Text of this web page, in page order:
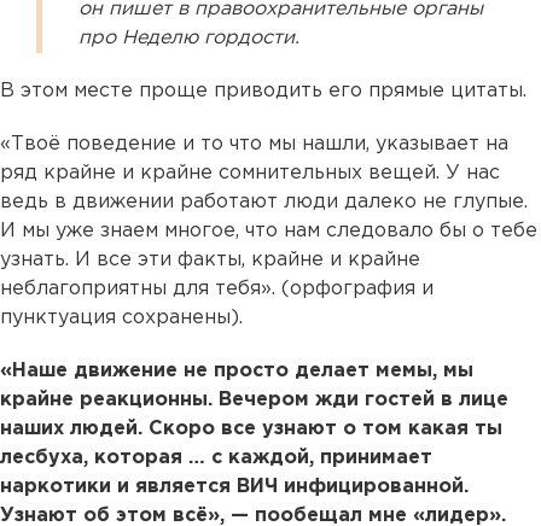
он пишет в правоохранительные органы
про Неделю гордости.
В этом месте проще приводить его прямые цитаты.
«Твоё поведение и то что мы нашли, указывает на
ряд крайне и крайне сомнительных вещей. У нас
ведь в движении работают люди далеко не глупые.
И мы уже знаем многое, что нам следовало бы о тебе
узнать. И все эти факты, крайне и крайне
неблагоприятны для тебя». (орфография и
пунктуация сохранены).
«Наше движение не просто делает мемы, мы
крайне реакционны. Вечером жди гостей в лице
наших людей. Скоро все узнают о том какая ты
лесбуха, которая … с каждой, принимает
наркотики и является ВИЧ инфицированной.
Узнают об этом всё», — пообещал мне «лидер».